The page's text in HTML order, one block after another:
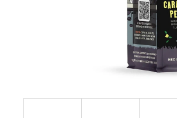
GRINDS 50MG DOUBLE